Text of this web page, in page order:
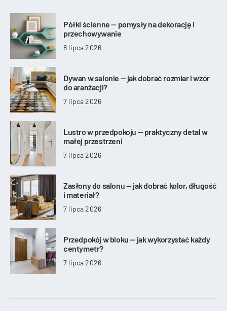
Półki ścienne — pomysły na dekorację i
przechowywanie
8 lipca 2026
Dywan w salonie — jak dobrać rozmiar i wzór
do aranżacji?
7 lipca 2026
Lustro w przedpokoju — praktyczny detal w
małej przestrzeni
7 lipca 2026
Zasłony do salonu — jak dobrać kolor, długość
i materiał?
7 lipca 2026
Przedpokój w bloku — jak wykorzystać każdy
centymetr?
7 lipca 2026